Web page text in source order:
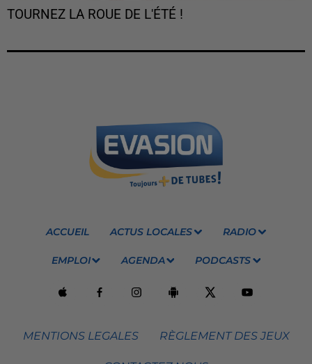
TOURNEZ LA ROUE DE L'ÉTÉ !
ACCUEIL ACTUS LOCALES RADIO
EMPLOI AGENDA PODCASTS
MENTIONS LEGALES RÈGLEMENT DES JEUX